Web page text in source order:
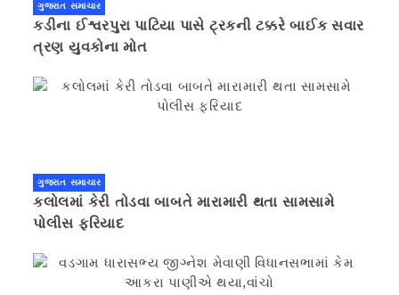
ગુજરાત સમાચાર
કડીના ઈશ્વરપુરા પાટિયા પાસે ટ્રકની ટક્કરે બાઈક સવાર
ત્રણ યુવકોના મોત
ગુજરાત સમાચાર
કલોલમાં કેરી તોડવા બાબતે મારામારી થતા સામસામે
પોલીસ ફરિયાદ